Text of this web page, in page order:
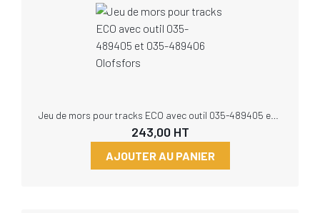
243,00HT
AJOUTER AU PANIER